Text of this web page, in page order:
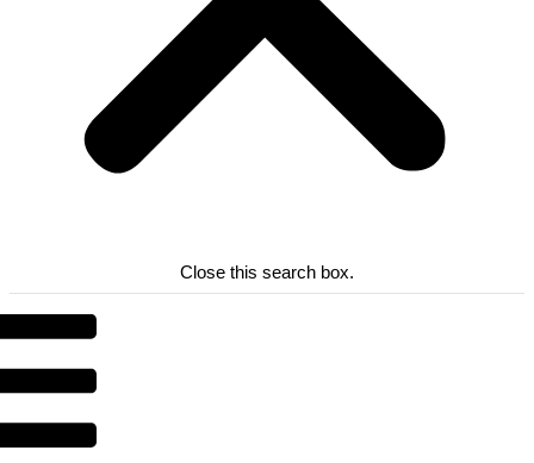
Close this search box.